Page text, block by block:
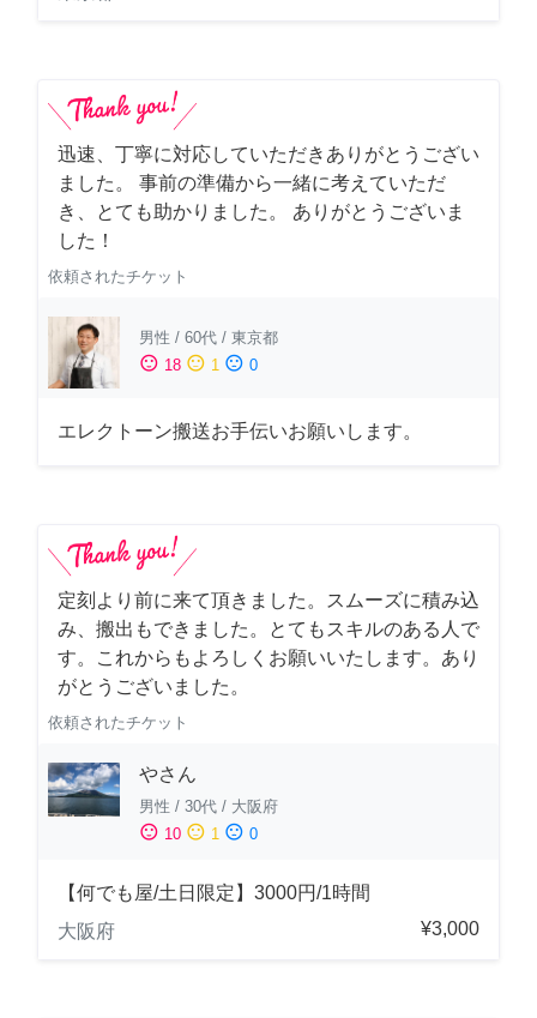
迅速、丁寧に対応していただきありがとうござい
ました。 事前の準備から一緒に考えていただ
き、とても助かりました。 ありがとうございま
した！
依頼されたチケット
男性 / 60代 / 東京都
sentiment_satisfied 18 sentiment_neutral 1 sentiment_dissatisfied 0
エレクトーン搬送お手伝いお願いします。
定刻より前に来て頂きました。スムーズに積み込
み、搬出もできました。とてもスキルのある人で
す。これからもよろしくお願いいたします。あり
がとうございました。
依頼されたチケット
やさん
男性 / 30代 / 大阪府
sentiment_satisfied 10 sentiment_neutral 1 sentiment_dissatisfied 0
【何でも屋/土日限定】3000円/1時間
大阪府
¥3,000